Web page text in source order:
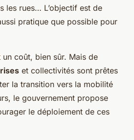
les rues… L’objectif est de
pratique que possible pour
coût, bien sûr. Mais de
et collectivités sont prêtes
la transition vers la mobilité
le gouvernement propose
le déploiement de ces